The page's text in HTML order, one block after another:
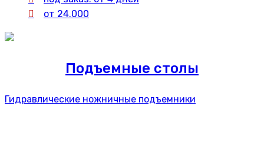
от 24.000
Подъемные столы
Гидравлические ножничные подъемники